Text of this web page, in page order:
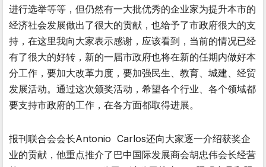
进行选举等等，但仍然有一大批优秀的企业家为提升本市的
经济社会发展做出了很大的贡献，也给予了市政府很大的支
持，在这里我向大家表示感谢，应该看到，当前的情况已经
有了很大的好转，新的一届市政府也将在新的任期内做好本
分工作，要加大改革力度，要加强民生、教育、城建、经贸
发展活动。通过这次颁奖活动，希望各个行业、各个领域都
要支持市政府的工作，在各方面都取得进展。
报刊联合会会长Antonio Carlos还向大家逐一介绍获奖企
业的贡献，他重点推介了巴中国际发展商会胡忠伟会长经营